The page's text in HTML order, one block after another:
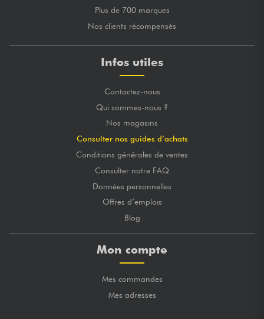
Plus de 700 marques
Nos clients récompensés
Infos utiles
Contactez-nous
Qui sommes-nous ?
Nos magasins
Consulter nos guides d’achats
Conditions générales de ventes
Consulter notre FAQ
Données personnelles
Offres d’emplois
Blog
Mon compte
Mes commandes
Mes adresses